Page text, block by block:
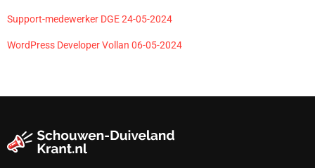
Support-medewerker DGE 24-05-2024
WordPress Developer Vollan 06-05-2024